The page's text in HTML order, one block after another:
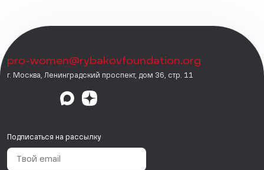
pro-women@rybakovfoundation.org
г. Москва, Ленинградский проспект, дом 36, стр. 11
Подписаться на рассылку